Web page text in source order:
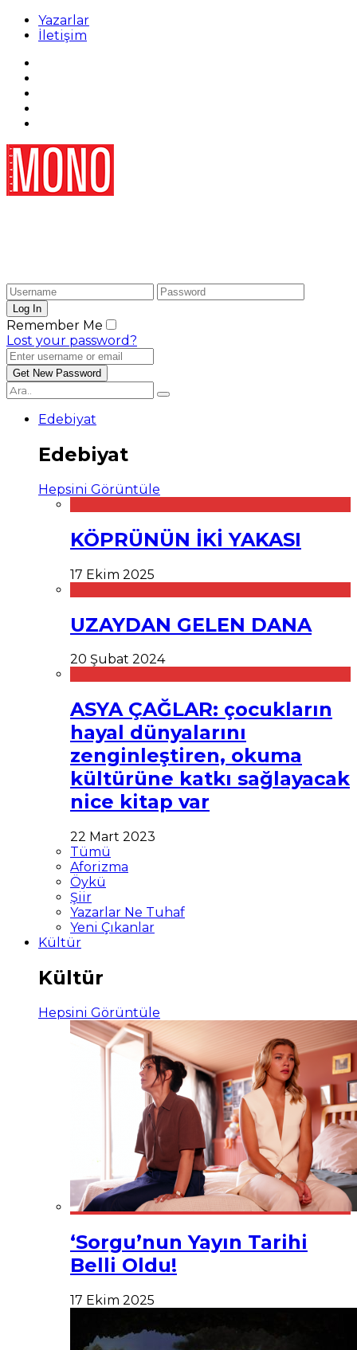
Yazarlar
İletişim
Remember Me
Lost your password?
Edebiyat
Edebiyat
Hepsini Görüntüle
KÖPRÜNÜN İKİ YAKASI
17 Ekim 2025
UZAYDAN GELEN DANA
20 Şubat 2024
ASYA ÇAĞLAR: çocukların
hayal dünyalarını
zenginleştiren, okuma
kültürüne katkı sağlayacak
nice kitap var
22 Mart 2023
Tümü
Aforizma
Öykü
Şiir
Yazarlar Ne Tuhaf
Yeni Çıkanlar
Kültür
Kültür
Hepsini Görüntüle
‘Sorgu’nun Yayın Tarihi
Belli Oldu!
17 Ekim 2025